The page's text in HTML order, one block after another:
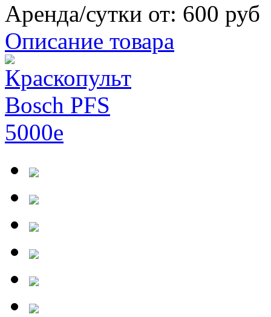
Аренда/сутки от: 600 руб
Описание товара